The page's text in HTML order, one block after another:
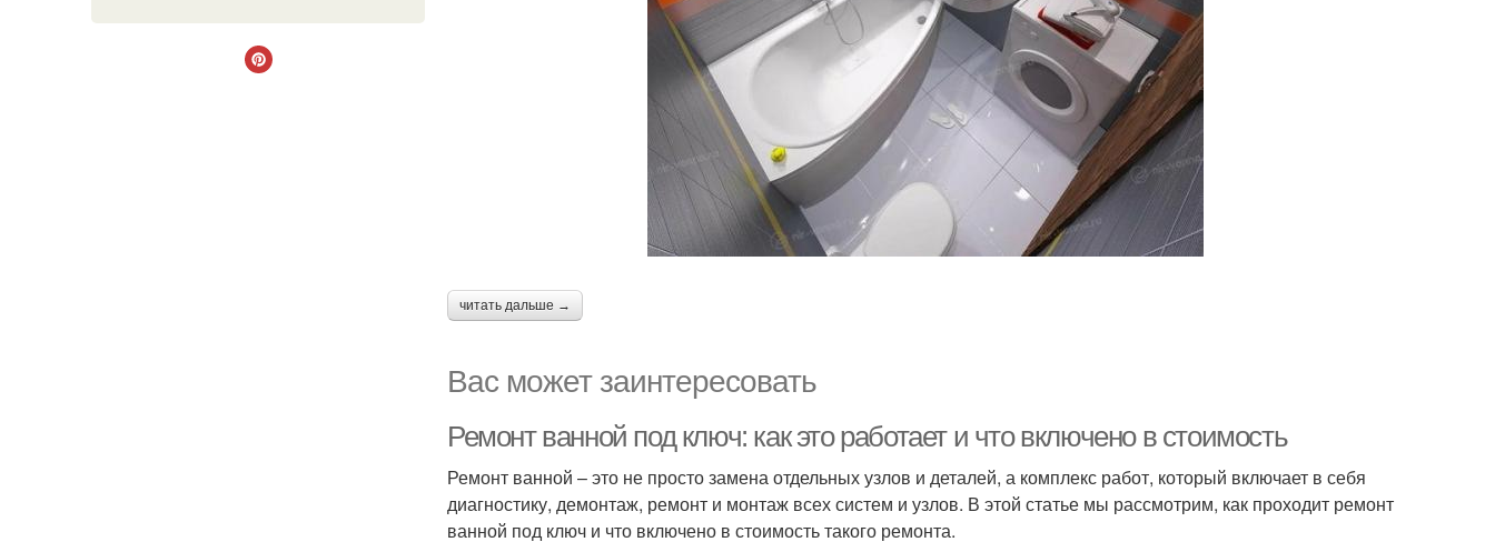
читать дальше →
Вас может заинтересовать
Ремонт ванной под ключ: как это работает и что включено в стоимость
Ремонт ванной – это не просто замена отдельных узлов и деталей, а комплекс работ, который включает в себя
диагностику, демонтаж, ремонт и монтаж всех систем и узлов. В этой статье мы рассмотрим, как проходит ремонт
ванной под ключ и что включено в стоимость такого ремонта.